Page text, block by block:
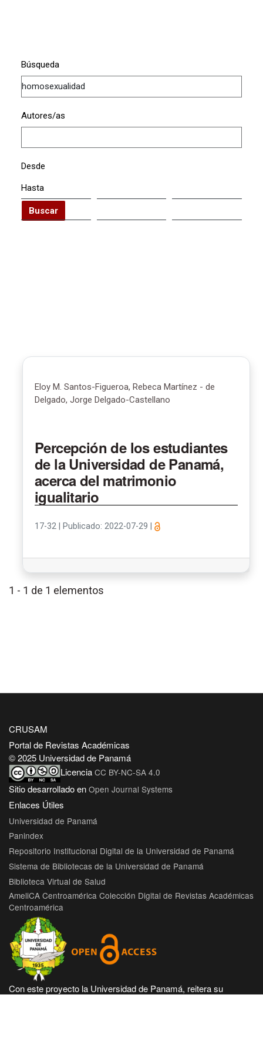
Búsqueda
Autores/as
Desde
Hasta
Buscar
Eloy M. Santos-Figueroa, Rebeca Martínez - de
Delgado, Jorge Delgado-Castellano
Percepción de los estudiantes
de la Universidad de Panamá,
acerca del matrimonio
igualitario
17-32 Publicado: 2022-07-29
1 - 1 de 1 elementos
CRUSAM
Portal de Revistas Académicas
© 2025 Universidad de Panamá
Licencia CC BY-NC-SA 4.0
Sitio desarrollado en Open Journal Systems
Enlaces Útiles
Universidad de Panamá
Panindex
Repositorio Institucional Digital de la Universidad de Panamá
Sistema de Bibliotecas de la Universidad de Panamá
Biblioteca Virtual de Salud
AmeliCA Centroamérica Colección Digital de Revistas Académicas
Centroamérica
Con este proyecto la Universidad de Panamá, reitera su